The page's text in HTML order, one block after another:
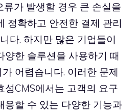
류가 발생할 경우 큰 손실을
정확하고 안전한 결제 관리
다. 하지만 많은 기업들이
양한 솔루션을 사용하기 때
어렵습니다. 이러한 문제
성CMS에서는 고객의 요구
응할 수 있는 다양한 기능과